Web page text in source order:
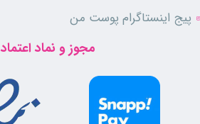
پیج اینستاگرام پوست من
مجوز و نماد اعتماد